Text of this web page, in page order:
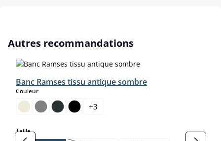
Ignorer la galerie de produits
Autres recommandations
Banc Ramses tissu antique sombre
Couleurselect
+3
Tailleselect